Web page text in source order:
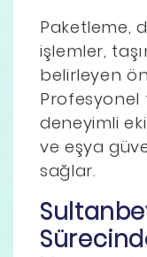
Paketleme,
işlemler,
belirleyen
Profesyonel
deneyimli
ve eşya
sağlar.